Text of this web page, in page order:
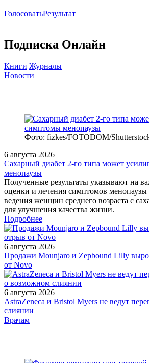
ГолосоватьРезультат
Подписка Онлайн
Книги Журналы
Новости
Фото: fizkes/FOTODOM/
6 августа 2026
Сахарный диабет 2‑го типа может
менопаузы
Полученные результаты указывают на
оценки и лечения симптомов
ведения женщин среднего возраста с
для улучшения качества жизни.
Подробнее
6 августа 2026
Продажи Mounjaro и Zepbound Lilly
от Novo
6 августа 2026
AstraZeneca и Bristol Myers не ведут
слиянии
/doctor/infectious/rol-ostroy-respiratornoy-
Врачам